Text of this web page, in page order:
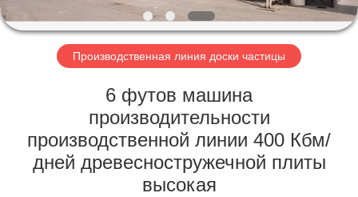
ТУР
ФАБРИКЕ
КОНТРОЛЬ
КАЧЕСТВА
Производственная линия доски частицы
6 футов машина
производительности
производственной линии 400 Кбм/
дней древесностружечной плиты
высокая